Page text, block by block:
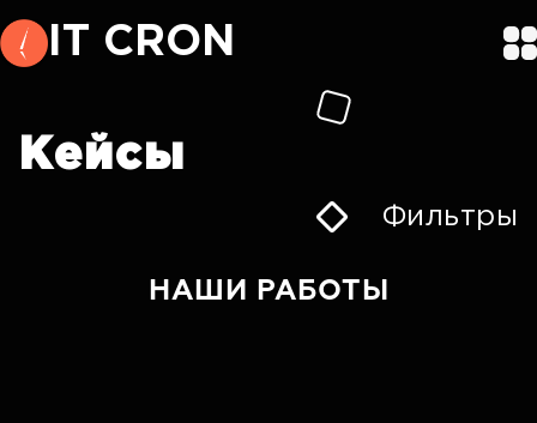
IT CRON
Кейсы
Фильтры
НАШИ РАБОТЫ